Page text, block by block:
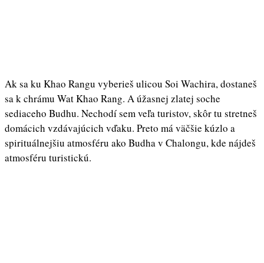
Ak sa ku Khao Rangu vyberieš ulicou Soi Wachira, dostaneš
sa k chrámu Wat Khao Rang. A úžasnej zlatej soche
sediaceho Budhu. Nechodí sem veľa turistov, skôr tu stretneš
domácich vzdávajúcich vďaku. Preto má väčšie kúzlo a
spirituálnejšiu atmosféru ako Budha v Chalongu, kde nájdeš
atmosféru turistickú.